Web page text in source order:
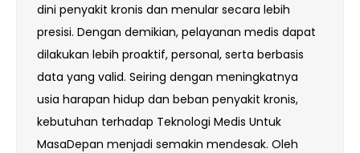
dini penyakit kronis dan menular secara lebih
presisi. Dengan demikian, pelayanan medis dapat
dilakukan lebih proaktif, personal, serta berbasis
data yang valid. Seiring dengan meningkatnya
usia harapan hidup dan beban penyakit kronis,
kebutuhan terhadap Teknologi Medis Untuk
MasaDepan menjadi semakin mendesak. Oleh